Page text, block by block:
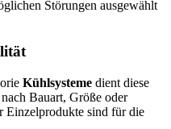
Störungen ausgewählt
Kühlsysteme dient diese
Bauart, Größe oder
Einzelprodukte sind für die